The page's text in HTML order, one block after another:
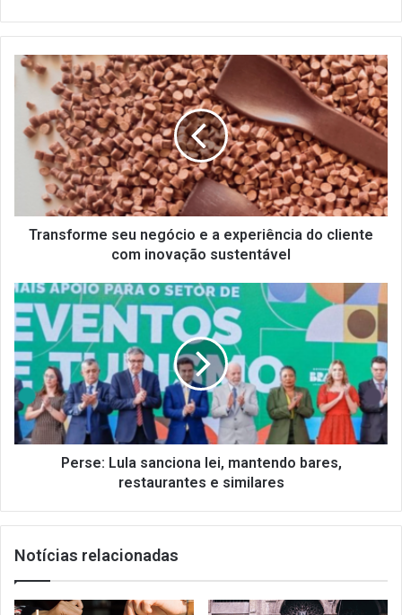
Transforme
seu
negócio
experiência
cliente
com
inovação
Transforme seu negócio e a experiência do cliente
com inovação sustentável
Perse:
Lula
sanciona
lei,
mantendo
bares,
restaurantes
e
similares
Perse: Lula sanciona lei, mantendo bares,
restaurantes e similares
Notícias relacionadas